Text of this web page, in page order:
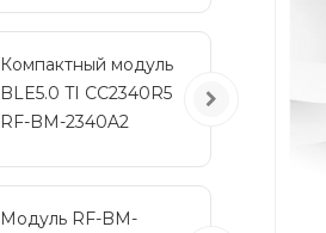
Компактный модуль
BLE5.0 TI CC2340R5
RF-BM-2340A2
Модуль RF-BM-